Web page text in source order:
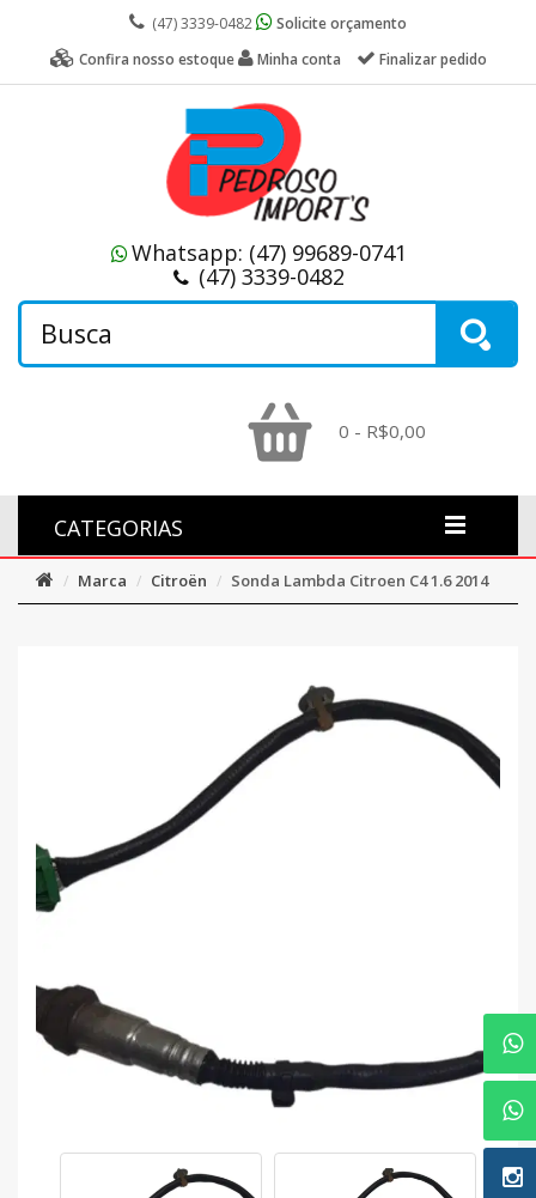
(47) 3339-0482
Solicite orçamento
Confira nosso estoque
Minha conta Finalizar pedido
Whatsapp: (47) 99689-0741
(47) 3339-0482
0 - R$0,00
CATEGORIAS
Marca Citroën Sonda Lambda Citroen C4 1.6 2014